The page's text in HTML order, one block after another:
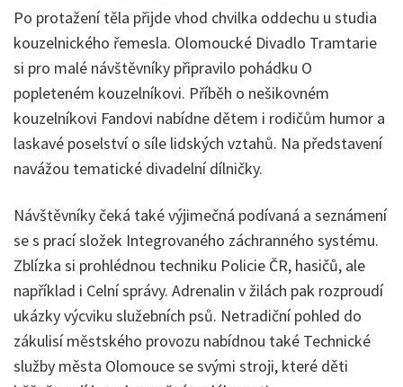
Po protažení těla přijde vhod chvilka oddechu u studia
kouzelnického řemesla. Olomoucké Divadlo Tramtarie
si pro malé návštěvníky připravilo pohádku O
popleteném kouzelníkovi. Příběh o nešikovném
kouzelníkovi Fandovi nabídne dětem i rodičům humor a
laskavé poselství o síle lidských vztahů. Na představení
navážou tematické divadelní dílničky.
Návštěvníky čeká také výjimečná podívaná a seznámení
se s prací složek Integrovaného záchranného systému.
Zblízka si prohlédnou techniku Policie ČR, hasičů, ale
například i Celní správy. Adrenalin v žilách pak rozproudí
ukázky výcviku služebních psů. Netradiční pohled do
zákulisí městského provozu nabídnou také Technické
služby města Olomouce se svými stroji, které děti